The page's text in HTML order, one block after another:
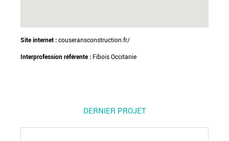
Site internet :couseransconstruction.fr/
Interprofession référente : Fibois Occitanie
DERNIER PROJET